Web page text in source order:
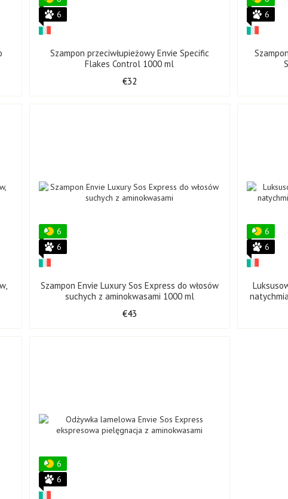
Oficjalne produkty
— 100% oryginalne, wysyłane bezpośrednio z Włoch.
dostawa
— oferty specjalne wyłącznie dla klientów BRAZIL-PROF.
swoim włosom doświadczyć luksusu włoskiej pielęgnacji.
6
Szampon przeciwłupieżowy Envie Specific
Flakes Control 1000 ml
€32
6
6
6
Szampon Envie Luxury Sos Express do włosów
suchych z aminokwasami 1000 ml
€43
6
6
6
6